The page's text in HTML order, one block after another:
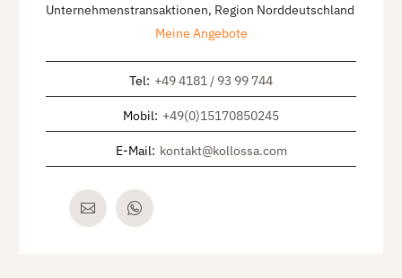
Unternehmenstransaktionen, Region Norddeutschland
Meine Angebote
Tel: +49 4181 / 93 99 744
Mobil: +49(0)15170850245
E-Mail: kontakt@kollossa.com